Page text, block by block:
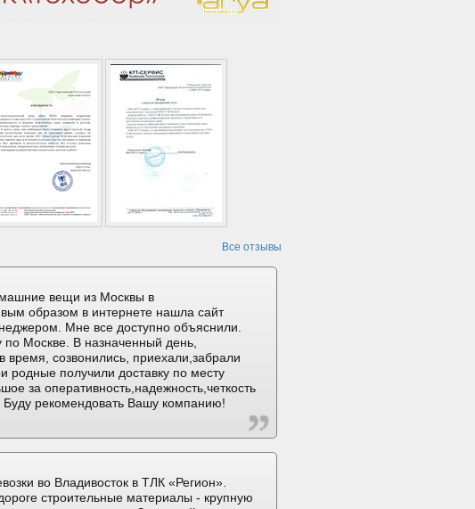
Все отзывы
вещи из Москвы в
образом в интернете нашла сайт
Мне все доступно объяснили.
по Москве. В назначенный день,
время, созвонились, приехали,забрали
родные получили доставку по месту
за оперативность,надежность,четкость
рекомендовать Вашу компанию!
во Владивосток в ТЛК «Регион».
строительные материалы - крупную